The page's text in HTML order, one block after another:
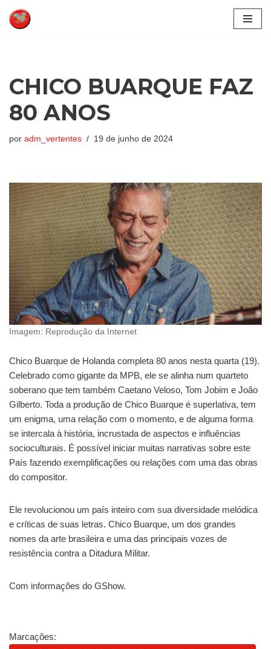
Pular
CHICO BUARQUE FAZ
80 ANOS
por adm_vertentes 19 de junho de 2024
Imagem: Reprodução da Internet
Chico Buarque de Holanda completa 80 anos nesta quarta (19).
Celebrado como gigante da MPB, ele se alinha num quarteto
soberano que tem também Caetano Veloso, Tom Jobim e João
Gilberto. Toda a produção de Chico Buarque é superlativa, tem
um enigma, uma relação com o momento, e de alguma forma
se intercala à história, incrustada de aspectos e influências
socioculturais. É possível iniciar muitas narrativas sobre este
País fazendo exemplificações ou relações com uma das obras
do compositor.
Ele revolucionou um país inteiro com sua diversidade melódica
e críticas de suas letras. Chico Buarque, um dos grandes
nomes da arte brasileira e uma das principais vozes de
resistência contra a Ditadura Militar.
Com informações do GShow.
Marcações: